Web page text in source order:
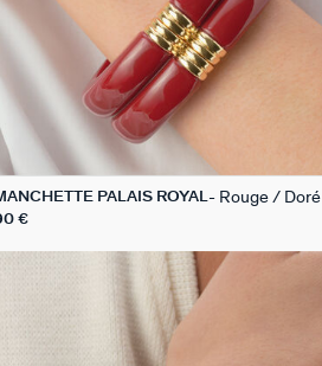
PALAIS ROYAL Rouge / Doré
€